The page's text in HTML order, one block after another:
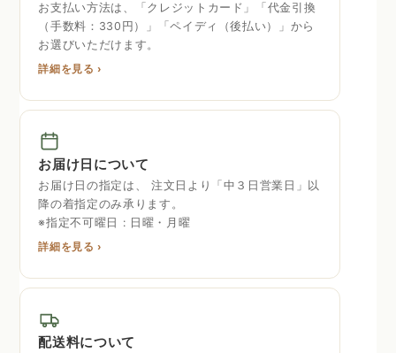
お支払い方法は、「クレジットカード」「代金引換
（手数料：330円）」「ペイディ（後払い）」から
お選びいただけます。
詳細を見る ›
お届け日について
お届け日の指定は、 注文日より「中３日営業日」以
降の着指定のみ承ります。
※指定不可曜日 : 日曜・月曜
詳細を見る ›
配送料について